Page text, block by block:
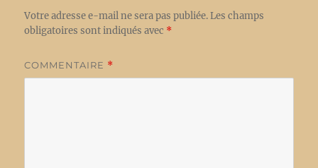
Votre adresse e-mail ne sera pas publiée. Les champs
obligatoires sont indiqués avec *
COMMENTAIRE *